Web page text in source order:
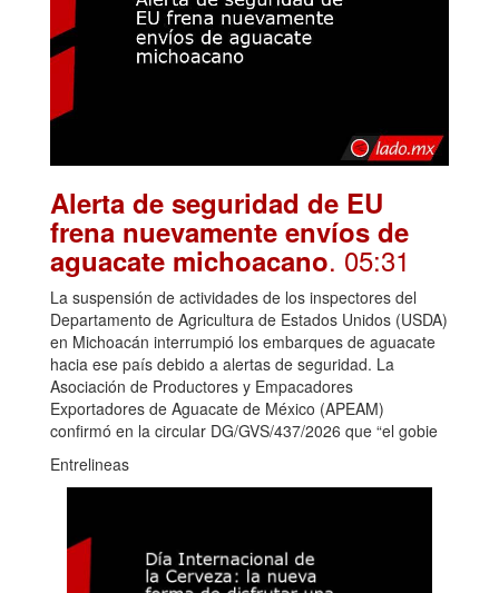
Alerta de seguridad de EU
frena nuevamente envíos de
aguacate michoacano. 05:31
La suspensión de actividades de los inspectores del
Departamento de Agricultura de Estados Unidos (USDA)
en Michoacán interrumpió los embarques de aguacate
hacia ese país debido a alertas de seguridad. La
Asociación de Productores y Empacadores
Exportadores de Aguacate de México (APEAM)
confirmó en la circular DG/GVS/437/2026 que “el gobie
Entrelineas